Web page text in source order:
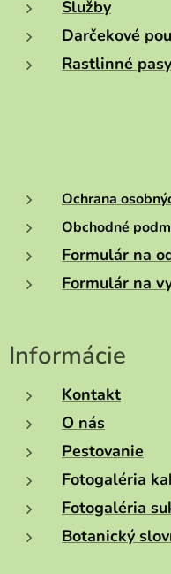
Služby
Darčekové
Rastlinné pasy
Ochrana
Obchodné
Formulár na
Formulár na
Informácie
Kontakt
O nás
Pestovanie
Fotogaléria
Fotogaléria
Botanický